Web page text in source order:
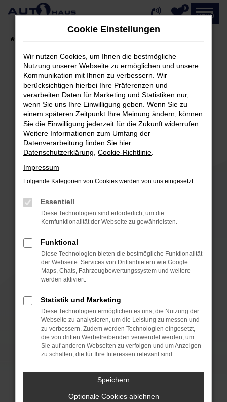
Zum
0
MENÜ
Fehler: Network Error
Beim Laden ist ein Fehler aufgetreten.
Hier sind ein paar Tipps, die dir helfen können:
Überprüfe deine Firewall und deine
Internetverbindung.
Laden andere Webseiten, zum Beispiel deine
Suchmaschine?
Prüfe deine Browsererweiterungen.
können das Laden bestimmter Seiten
verhindern. Funktioniert die Seite in einem
anderen Browser oder in einem privaten
Fenster?
Starte dein Gerät neu.
Das kann manchmal helfen, vorübergehende
Probleme zu beheben.
Betriebssystem auf dem neuesten Stand
sind.
Veraltete Software birgt nicht nur ein
Sicherheitsrisiko, sondern kann auch dazu
führen, dass bestimmte Funktionen nicht mehr
unterstützt werden.
Wende dich an den Webseitenbetreiber.
Wenn du alle oben genannten Schritte versucht
hast, kontaktiere uns bitte. Wir werden
Cookie Einstellungen
Wir nutzen Cookies, um Ihnen die bestmögliche
Nutzung unserer Webseite zu ermöglichen und unsere
Kommunikation mit Ihnen zu verbessern. Wir
berücksichtigen hierbei Ihre Präferenzen und
verarbeiten Daten für Marketing und Statistiken nur,
wenn Sie uns Ihre Einwilligung geben. Wenn Sie zu
einem späteren Zeitpunkt Ihre Meinung ändern, können
Sie die Einwilligung jederzeit für die Zukunft widerrufen.
Weitere Informationen zum Umfang der
Datenverarbeitung finden Sie hier:
Datenschutzerklärung Cookie-Richtlinie
Impressum
Folgende Kategorien von Cookies werden von uns eingesetzt:
Essentiell
Diese Technologien sind erforderlich, um die
Kernfunktionalität der Webseite zu gewährleisten.
Funktional
Diese Technologien bieten die bestmögliche Funktionalität
der Webseite. Services von Drittanbietern wie Google
Maps, Chats, Fahrzeugbewertungssystem und weitere
werden aktiviert.
Statistik und Marketing
Diese Technologien ermöglichen es uns, die Nutzung der
Webseite zu analysieren, um die Leistung zu messen und
zu verbessern. Zudem werden Technologien eingesetzt,
die von dritten Werbetreibenden verwendet werden, um
Sie auf anderen Webseiten zu verfolgen und um Anzeigen
zu schalten, die für Ihre Interessen relevant sind.
Speichern
Optionale Cookies ablehnen